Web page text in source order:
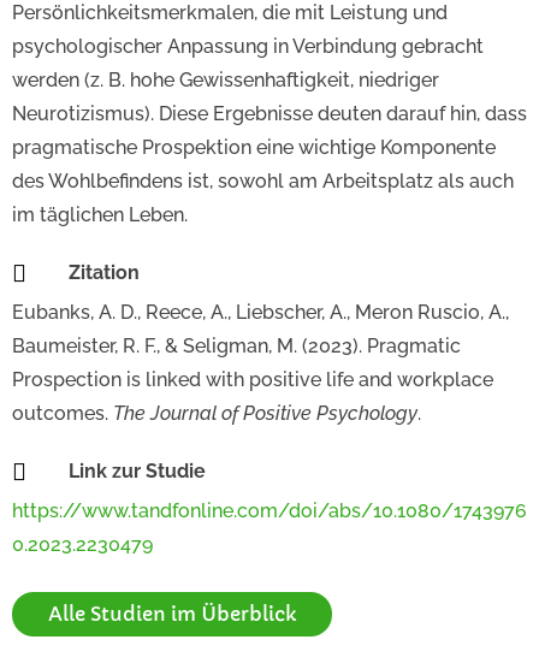
Persönlichkeitsmerkmalen, die mit Leistung und
psychologischer Anpassung in Verbindung gebracht
werden (z. B. hohe Gewissenhaftigkeit, niedriger
Neurotizismus). Diese Ergebnisse deuten darauf hin, dass
pragmatische Prospektion eine wichtige Komponente
des Wohlbefindens ist, sowohl am Arbeitsplatz als auch
im täglichen Leben.

Zitation
Eubanks, A. D., Reece, A., Liebscher, A., Meron Ruscio, A.,
Baumeister, R. F., & Seligman, M. (2023). Pragmatic
Prospection is linked with positive life and workplace
outcomes. The Journal of Positive Psychology.

Link zur Studie
https://www.tandfonline.com/doi/abs/10.1080/1743976
0.2023.2230479
Alle Studien im Überblick